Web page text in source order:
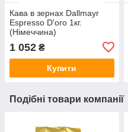
Кава в зернах Dallmayr
Espresso D'oro 1кг.
(Німеччина)
1 052 ₴
Купити
Подібні товари компанії